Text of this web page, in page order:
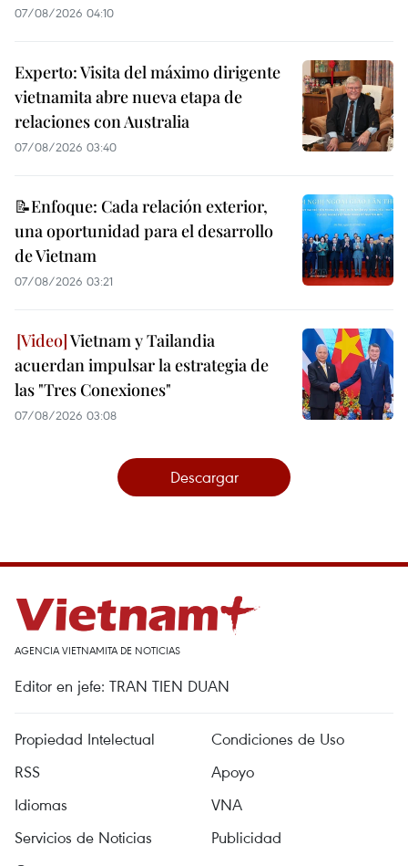
07/08/2026 04:10
Experto: Visita del máximo dirigente
vietnamita abre nueva etapa de
relaciones con Australia
07/08/2026 03:40
📝Enfoque: Cada relación exterior,
una oportunidad para el desarrollo
de Vietnam
07/08/2026 03:21
Vietnam y Tailandia
acuerdan impulsar la estrategia de
las "Tres Conexiones"
07/08/2026 03:08
Descargar
AGENCIA VIETNAMITA DE NOTICIAS
Editor en jefe: TRAN TIEN DUAN
Propiedad Intelectual
Condiciones de Uso
RSS
Apoyo
Idiomas
VNA
Servicios de Noticias
Publicidad